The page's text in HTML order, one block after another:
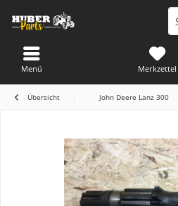
Merkzettel
Menü
Übersicht John Deere Lanz 300